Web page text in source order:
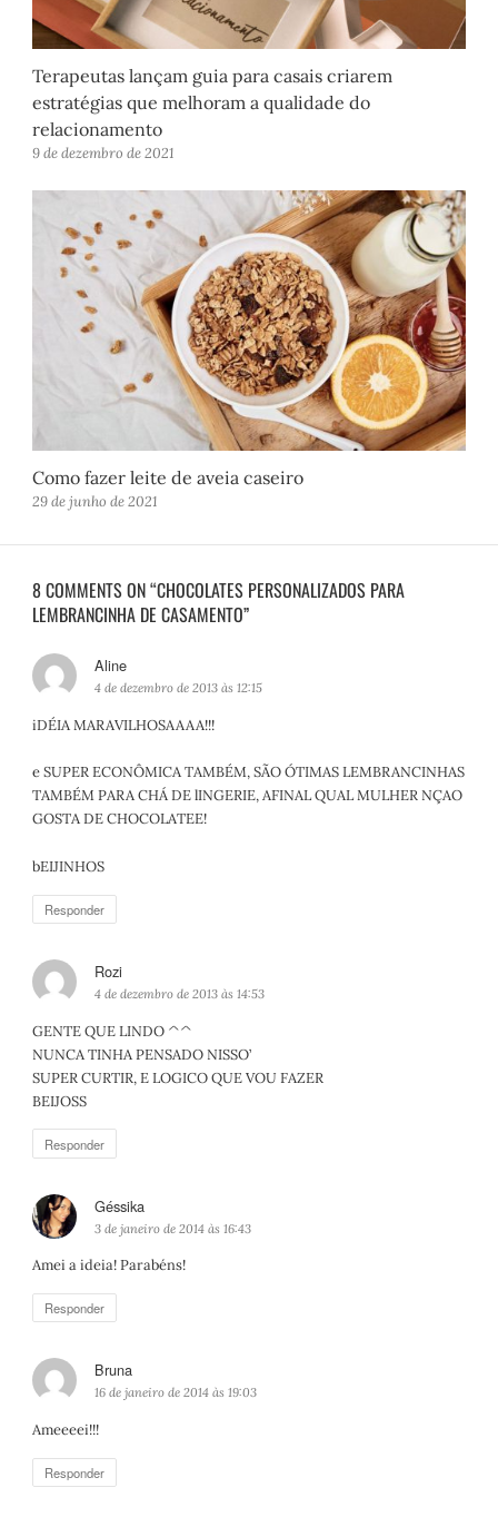
Terapeutas lançam guia para casais criarem
estratégias que melhoram a qualidade do
relacionamento
9 de dezembro de 2021
Como fazer leite de aveia caseiro
29 de junho de 2021
8 COMMENTS ON “CHOCOLATES PERSONALIZADOS PARA
LEMBRANCINHA DE CASAMENTO”
Aline
i
s
:
4 de dezembro de 2013 às 12:15
iDÉIA MARAVILHOSAAAA!!!
e SUPER ECONÔMICA TAMBÉM, SÃO ÓTIMAS LEMBRANCINHAS
TAMBÉM PARA CHÁ DE lINGERIE, AFINAL QUAL MULHER NÇAO
GOSTA DE CHOCOLATEE!
bEIJINHOS
Responder
Rozi
i
s
e
:
4 de dezembro de 2013 às 14:53
GENTE QUE LINDO ^^
NUNCA TINHA PENSADO NISSO’
SUPER CURTIR, E LOGICO QUE VOU FAZER
BEIJOSS
Responder
Géssika
i
s
3 de janeiro de 2014 às 16:43
Amei a ideia! Parabéns!
Responder
Bruna
i
16 de janeiro de 2014 às 19:03
Ameeeei!!!
Responder